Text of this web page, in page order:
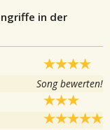
in der
Song bewerten!